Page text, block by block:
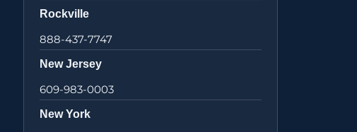
Rockville
888-437-7747
New Jersey
609-983-0003
New York